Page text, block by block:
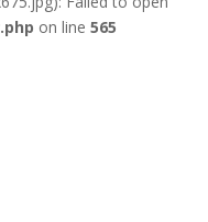
on line565